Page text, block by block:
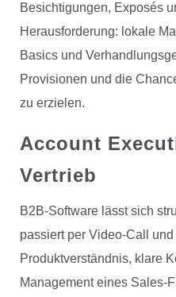
Besichtigungen, Exposés
Herausforderung: lokale
Basics und
Provisionen und die
zu erzielen.
Account
Vertrieb
B2B-Software lässt sich
passiert per Video-Call
Produktverständnis, klare
Management eines Sales-